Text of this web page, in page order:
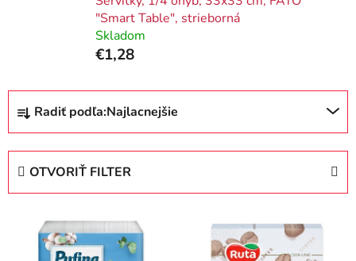
"Smart Table", strieborná
Skladom
€1,28
R
d
Radiť podľa:Najlacnejšie
OTVORIŤ FILTER